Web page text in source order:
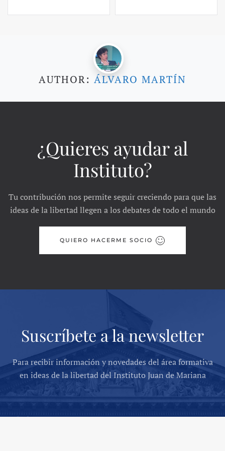
AUTHOR: ÁLVARO MARTÍN
¿Quieres ayudar al
Instituto?
Tu contribución nos permite seguir creciendo para que las
ideas de la libertad llegen a los debates de todo el mundo
QUIERO HACERME SOCIO
Suscríbete a la newsletter
Para recibir información y novedades del área formativa
en ideas de la libertad del Instituto Juan de Mariana